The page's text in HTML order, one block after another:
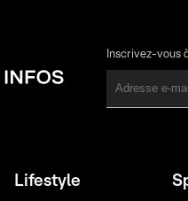
Inscrivez-vous
Lifestyle